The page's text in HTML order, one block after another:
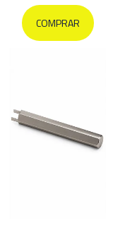
COMPRAR